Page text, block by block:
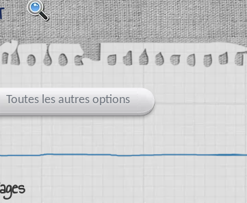
Toutes les autres options